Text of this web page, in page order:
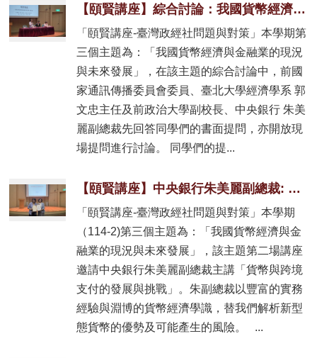
【頤賢講座】綜合討論：我國貨幣經濟與金融業的現況與未來發展-2026.05.28
「頤賢講座-臺灣政經社問題與對策」本學期第
三個主題為：「我國貨幣經濟與金融業的現況
與未來發展」，在該主題的綜合討論中，前國
家通訊傳播委員會委員、臺北大學經濟學系 郭
文忠主任及前政治大學副校長、中央銀行 朱美
麗副總裁先回答同學們的書面提問，亦開放現
場提問進行討論。 同學們的提...
【頤賢講座】中央銀行朱美麗副總裁: 「貨幣與跨境支付的發展與挑戰」-2026.05.21
「頤賢講座-臺灣政經社問題與對策」本學期
（114-2)第三個主題為：「我國貨幣經濟與金
融業的現況與未來發展」，該主題第二場講座
邀請中央銀行朱美麗副總裁主講「貨幣與跨境
支付的發展與挑戰」。朱副總裁以豐富的實務
經驗與淵博的貨幣經濟學識，替我們解析新型
態貨幣的優勢及可能產生的風險。 ...